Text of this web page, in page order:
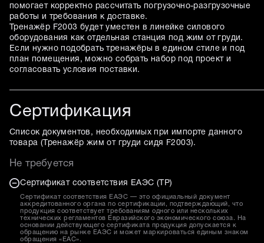
помогает корректно рассчитать погрузочно-разгрузочные
работы и требования к доставке.
Тренажёр F2003 будет уместен в линейке силового
оборудования как отдельная станция под жим от груди.
Если нужно подобрать тренажёры в едином стиле и под
план помещения, можно собрать набор под проект и
согласовать условия поставки.
Сертификация
Список документов, необходимых при импорте данного
товара (Тренажёр жим от груди сидя F2003).
Не требуется
Сертификат соответствия ЕАЭС (ТР)
Сертификат соответствия ЕАЭС — это официальный документ
аккредитованного органа по сертификации, подтверждающий, что
продукция соответствует требованиям одного или нескольких
технических регламентов Евразийского экономического союза. На
основании действующего сертификата продукция допускается к
обращению на рынке ЕАЭС и может маркироваться единым знаком
обращения «EAC».